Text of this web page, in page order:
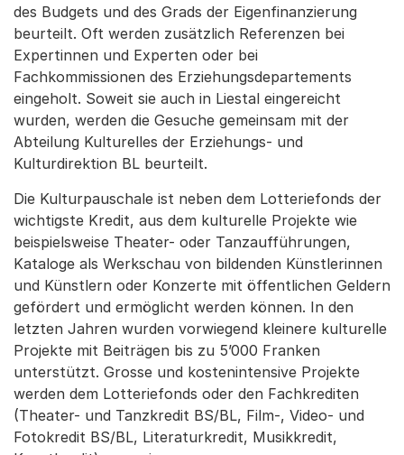
des Budgets und des Grads der Eigenfinanzierung
beurteilt. Oft werden zusätzlich Referenzen bei
Expertinnen und Experten oder bei
Fachkommissionen des Erziehungsdepartements
eingeholt. Soweit sie auch in Liestal eingereicht
wurden, werden die Gesuche gemeinsam mit der
Abteilung Kulturelles der Erziehungs- und
Kulturdirektion BL beurteilt.
Die Kulturpauschale ist neben dem Lotteriefonds der
wichtigste Kredit, aus dem kulturelle Projekte wie
beispielsweise Theater- oder Tanzaufführungen,
Kataloge als Werkschau von bildenden Künstlerinnen
und Künstlern oder Konzerte mit öffentlichen Geldern
gefördert und ermöglicht werden können. In den
letzten Jahren wurden vorwiegend kleinere kulturelle
Projekte mit Beiträgen bis zu 5’000 Franken
unterstützt. Grosse und kostenintensive Projekte
werden dem Lotteriefonds oder den Fachkrediten
(Theater- und Tanzkredit BS/BL, Film-, Video- und
Fotokredit BS/BL, Literaturkredit, Musikkredit,